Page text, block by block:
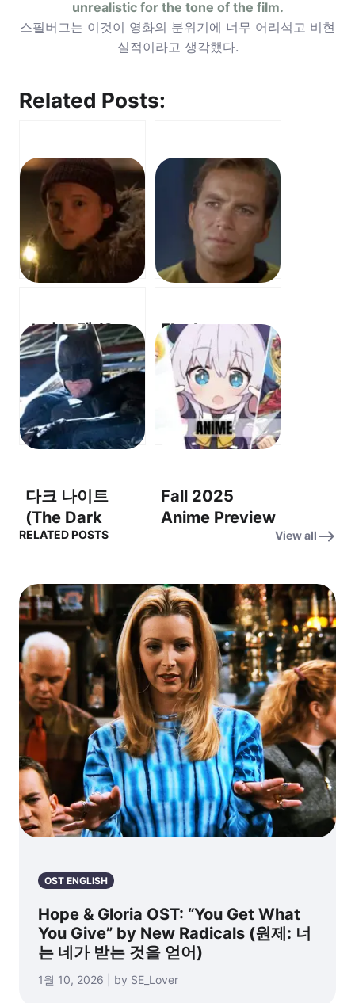
unrealistic for the tone of the film.
스필버그는 이것이 영화의 분위기에 너무 어리석고 비현
실적이라고 생각했다.
Related Posts:
스타 트렉 (Star
Trek) –
Assignment:
Earth OST – 지
구 배정
(Assignment:
Fleabag –
Godmother
(OST) – 플리백
– 대모
다크 나이트
(The Dark
Knight) OST –
Serious?’ (왜 그
렇게 심각해?)
Fall 2025
Anime Preview
OST – “Into the
지의 세계로)
RELATED POSTS View all
OST ENGLISH
Hope & Gloria OST: “You Get What
You Give” by New Radicals (원제: 너
는 네가 받는 것을 얻어)
1월 10, 2026 | by SE_Lover